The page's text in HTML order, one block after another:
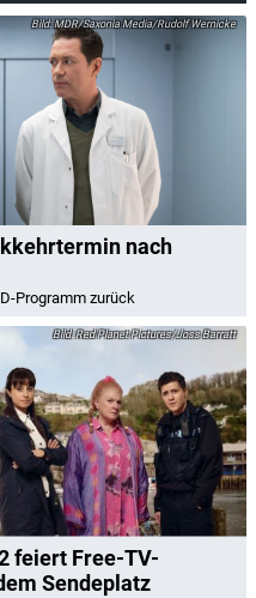
MDR/Saxonia Media/Rudolf Wernicke
nach
Programm zurück
Red Planet Pictures/Joss Barratt
feiert Free-TV-
Sendeplatz